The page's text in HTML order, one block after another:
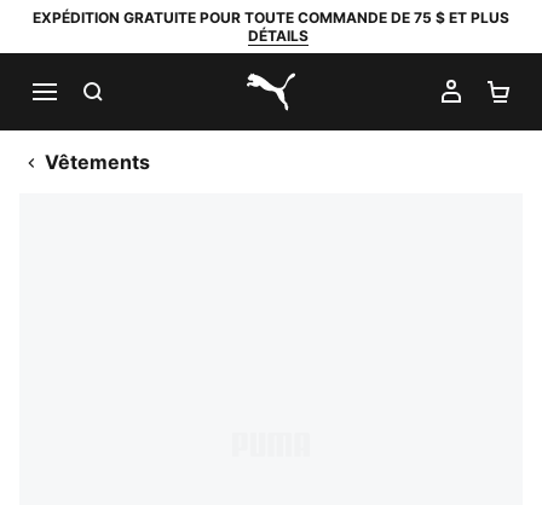
EXPÉDITION GRATUITE POUR TOUTE COMMANDE DE 75 $ ET PLUS
DÉTAILS
PUMA.com
MON
Vêtements